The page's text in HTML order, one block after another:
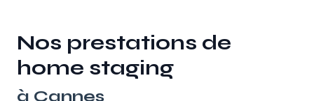
Nos prestations de
home staging
à Cannes